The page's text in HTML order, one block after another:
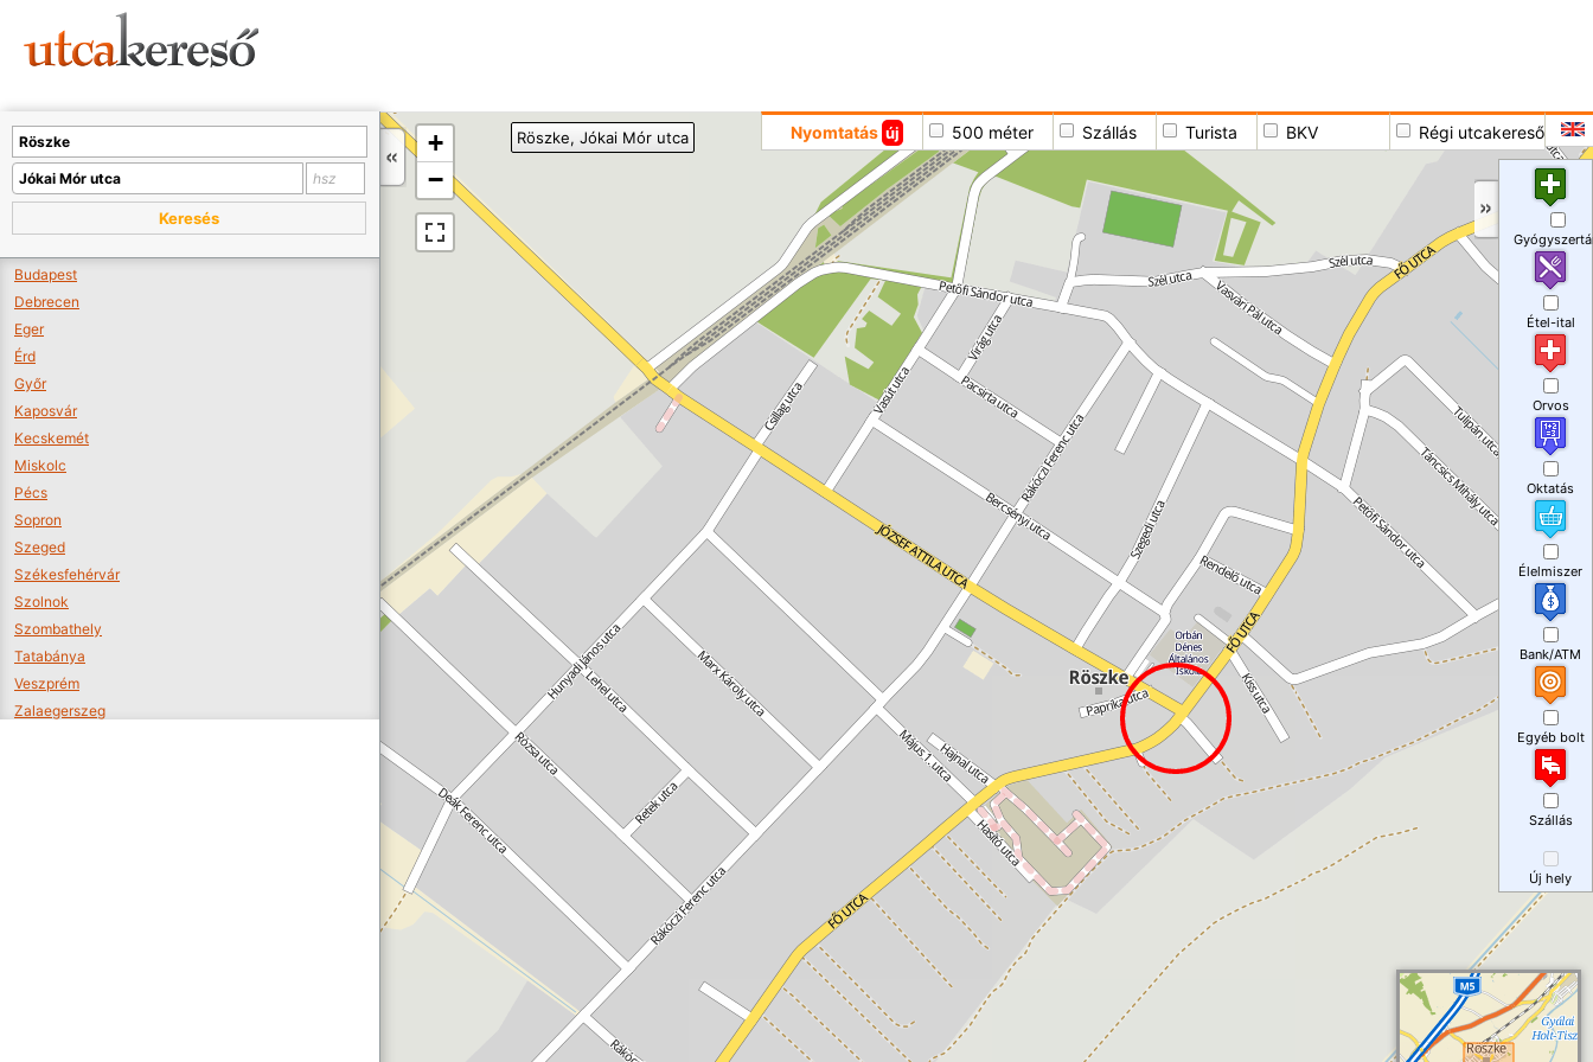
+
−
Nyomtatás új 500 méter Szállás Turista BKV Régi utcakereső
Röszke, Jókai Mór utca
Keresés
Budapest
Debrecen
Eger
Érd
Győr
Kaposvár
Kecskemét
Miskolc
Pécs
Sopron
Szeged
Székesfehérvár
Szolnok
Szombathely
Tatabánya
Veszprém
Zalaegerszeg
Étel-ital
Orvos
Oktatás
Élelmiszer
Bank/ATM
Egyéb bolt
Szállás
Új hely
A térképet kicsinyíteni kell, hogy látszódjanak a boltok.
Boltok látszódjanak >>